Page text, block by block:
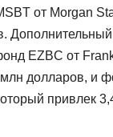
от Morgan
Дополнительный
EZBC от
долларов, и
привлек